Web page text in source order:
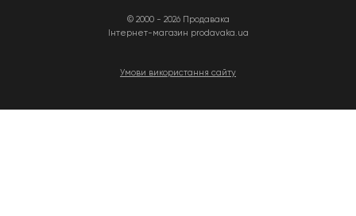
© 2000 - 2026 Продавака
Інтернет-магазин prodavaka.ua
Умови використання сайту